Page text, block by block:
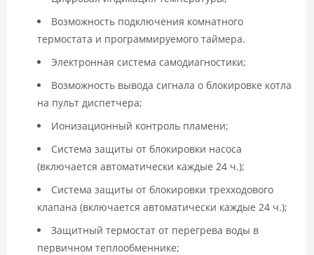
Возможность подключения комнатного
термостата и программируемого таймера.
Электронная система самодиагностики;
Возможность вывода сигнала о блокировке котла
на пульт диспетчера;
Ионизационный контроль пламени;
Система защиты от блокировки насоса
(включается автоматически каждые 24 ч.);
Система защиты от блокировки трехходового
клапана (включается автоматически каждые 24 ч.);
Защитный термостат от перегрева воды в
первичном теплообменнике;